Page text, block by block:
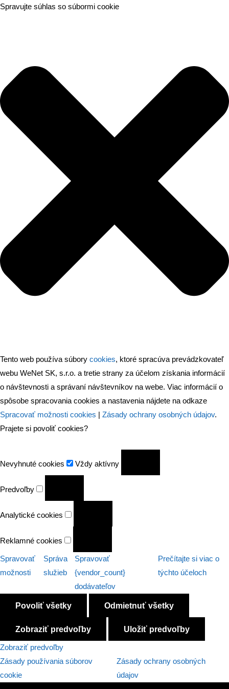
Spravujte súhlas so súbormi cookie
Tento web používa súbory cookies, ktoré spracúva prevádzkovateľ
webu WeNet SK, s.r.o. a tretie strany za účelom získania informácií
o návštevnosti a správaní návštevníkov na webe. Viac informácií o
spôsobe spracovania cookies a nastavenia nájdete na odkaze
Spracovať možnosti cookies
Zásady ochrany osobných údajov.
Prajete si povoliť cookies?
Nevyhnuté cookies
cookies
Vždy aktívny
Predvoľby
Analytické cookies
Reklamné cookies
Spravovať
možnosti
Správa
služieb
Spravovať
{vendor_count}
dodávateľov
Prečítajte si viac o
týchto účeloch
Povoliť všetky Odmietnuť všetky
Zobraziť predvoľby Uložiť predvoľby
Zobraziť predvoľby
Zásady používania súborov
cookie
Zásady ochrany osobných
údajov